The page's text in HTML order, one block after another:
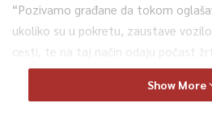
“Pozivamo građane da tokom
ukoliko su u pokretu, zaustave
cesti, te na taj način odaju počast
Srebrenici”, navode iz KUCZ.
Show More